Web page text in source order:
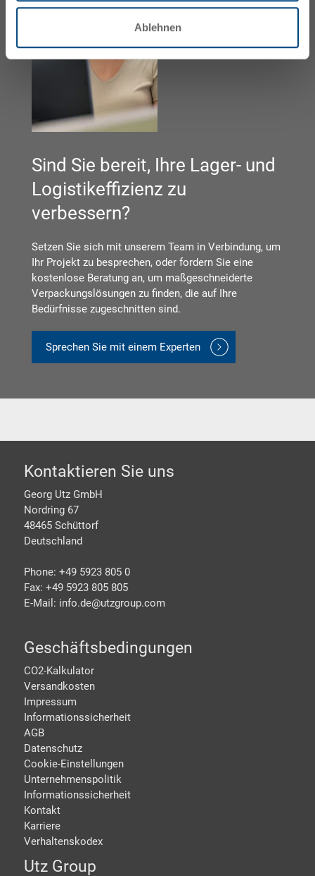
Ablehnen
Sind Sie bereit, Ihre Lager- und
Logistikeffizienz zu
verbessern?
Setzen Sie sich mit unserem Team in Verbindung, um
Ihr Projekt zu besprechen, oder fordern Sie eine
kostenlose Beratung an, um maßgeschneiderte
Verpackungslösungen zu finden, die auf Ihre
Bedürfnisse zugeschnitten sind.
Sprechen Sie mit einem Experten
Footer
Kontaktieren Sie uns
Georg Utz GmbH
Nordring 67
48465 Schüttorf
Deutschland
Phone: +49 5923 805 0
Fax: +49 5923 805 805
E-Mail: info.de@utzgroup.com
Geschäftsbedingungen
CO2-Kalkulator
Versandkosten
Impressum
Informationssicherheit
AGB
Datenschutz
Cookie-Einstellungen
Unternehmenspolitik
Informationssicherheit
Kontakt
Karriere
Verhaltenskodex
Utz Group